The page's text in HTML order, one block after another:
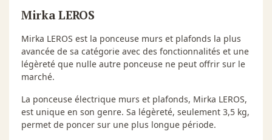
Mirka LEROS
Mirka LEROS est la ponceuse murs et plafonds la plus
avancée de sa catégorie avec des fonctionnalités et une
légèreté que nulle autre ponceuse ne peut offrir sur le
marché.
La ponceuse électrique murs et plafonds, Mirka LEROS,
est unique en son genre. Sa légèreté, seulement 3,5 kg,
permet de poncer sur une plus longue période.